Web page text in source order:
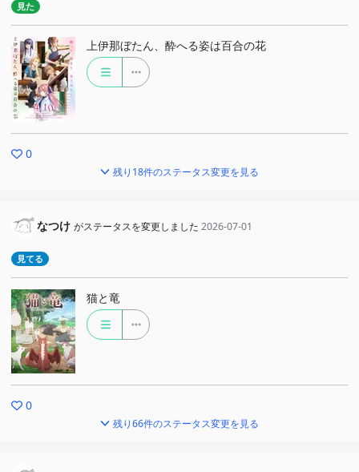
見た
上伊那ぼたん、酔へる姿は百合の花
0
残り18件のステータス変更を見る
なつけ がステータスを変更しました 2026-07-01
見てる
猫と竜
0
残り66件のステータス変更を見る